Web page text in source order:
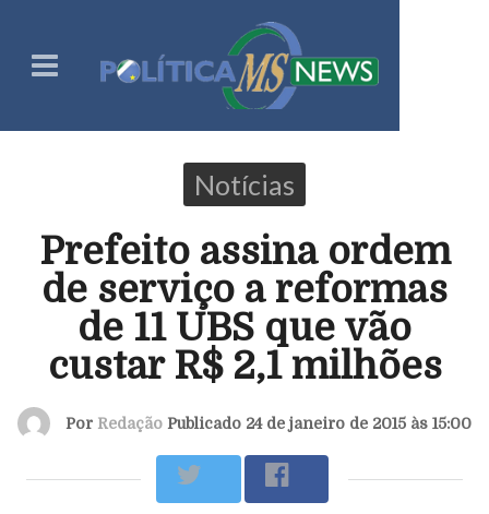
Notícias
Prefeito assina ordem
de serviço a reformas
de 11 UBS que vão
custar R$ 2,1 milhões
Por Redação Publicado 24 de janeiro de 2015 às 15:00